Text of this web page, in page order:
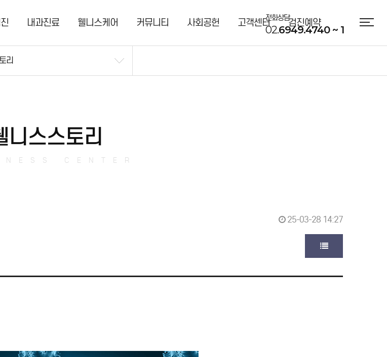
내과진료 웰니스케어 커뮤니티 사회공헌 고객센터 검진예약
전화상담
02.6949.4740 ~ 1
리
니스스토리
CENTER
25-03-28 14:27